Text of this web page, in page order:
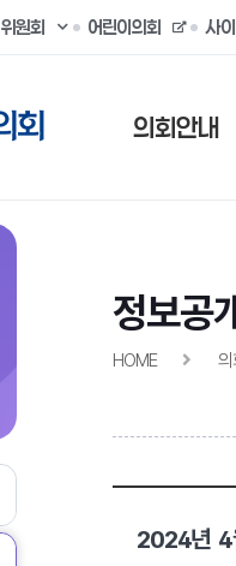
위원회 어린이의회 사
의회안내
정보공
HOME
2024년 4